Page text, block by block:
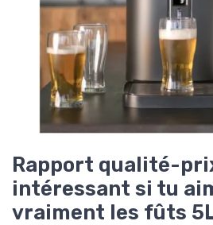
Rapport qualité-
intéressant si tu
vraiment les fûts